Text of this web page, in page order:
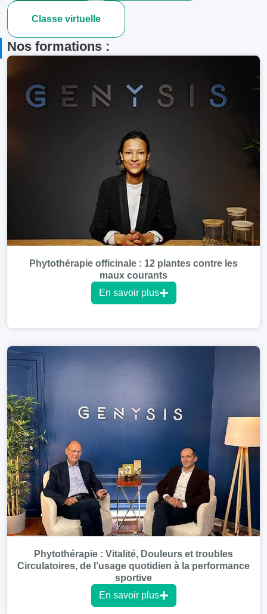
Classe virtuelle
Nos formations :
Phytothérapie officinale : 12 plantes contre les
maux courants
En savoir plus
Phytothérapie : Vitalité, Douleurs et troubles
Circulatoires, de l’usage quotidien à la performance
sportive
En savoir plus